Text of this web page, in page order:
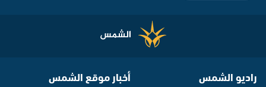
راديو الشمس أخبار موقع الشمس